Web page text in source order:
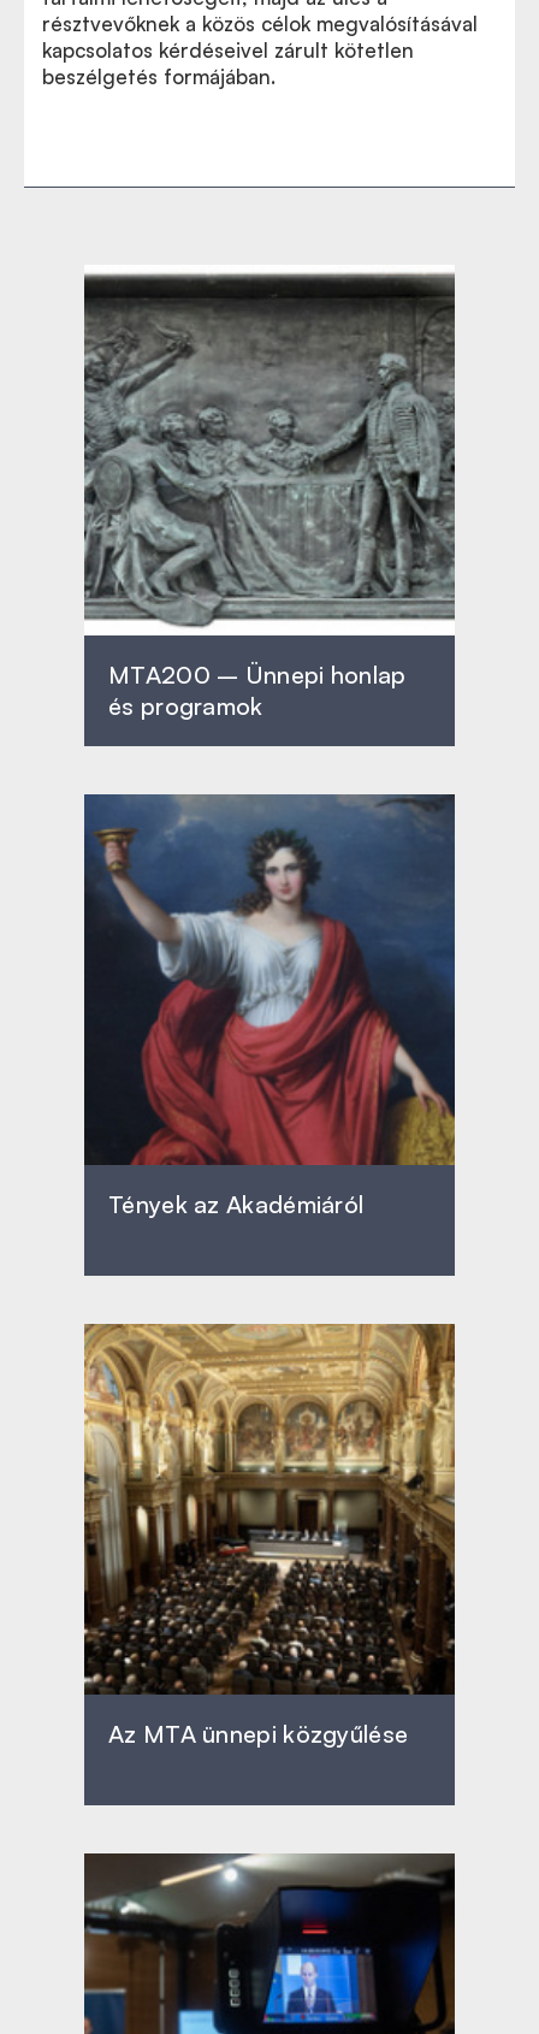
résztvevőknek a közös célok megvalósításával
kapcsolatos kérdéseivel zárult kötetlen
beszélgetés formájában.
MTA200 – Ünnepi honlap
és programok
Tények az Akadémiáról
Az MTA ünnepi közgyűlése